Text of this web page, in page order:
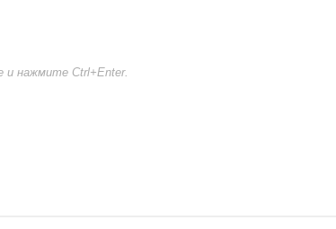
и нажмите Ctrl+Enter.